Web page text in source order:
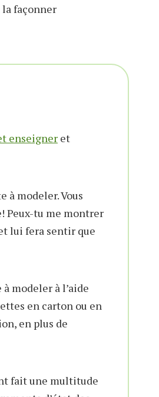
façonner
enseigner et
à modeler. Vous
Peux-tu me montrer
lui fera sentir que
modeler à l’aide
en carton ou en
en plus de
fait une multitude